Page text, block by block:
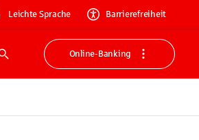
Leichte Sprache Barrierefreiheit
Suche
Online-Banking